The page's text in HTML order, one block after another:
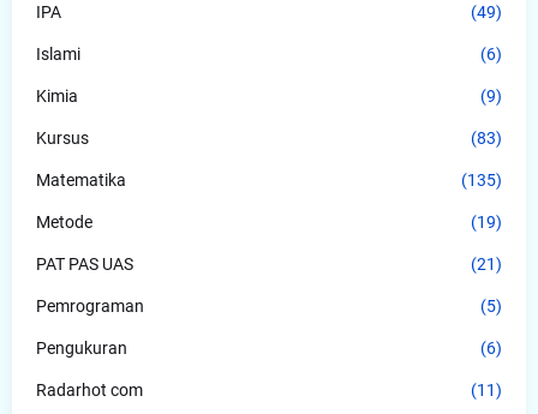
IPA (49)
Islami (6)
Kimia (9)
Kursus (83)
Matematika (135)
Metode (19)
PAT PAS UAS (21)
Pemrograman (5)
Pengukuran (6)
Radarhot com (11)